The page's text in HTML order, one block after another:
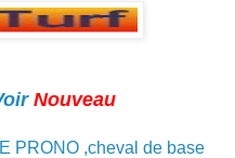
Nouveau
PRONO ,cheval de base